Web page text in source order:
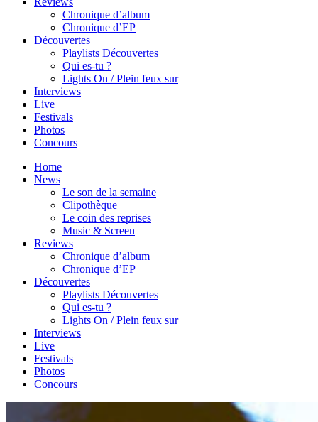
Chronique d’album
Chronique d’EP
Découvertes
Playlists Découvertes
Qui es-tu ?
Lights On / Plein feux sur
Interviews
Live
Festivals
Photos
Concours
Home
News
Le son de la semaine
Clipothèque
Le coin des reprises
Music & Screen
Reviews
Chronique d’album
Chronique d’EP
Découvertes
Playlists Découvertes
Qui es-tu ?
Lights On / Plein feux sur
Interviews
Live
Festivals
Photos
Concours